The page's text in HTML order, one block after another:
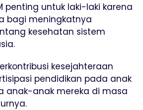
penting untuk laki-laki karena
bagi meningkatnya
kesehatan sistem
kesejahteraan
pendidikan pada anak
anak-anak mereka di masa